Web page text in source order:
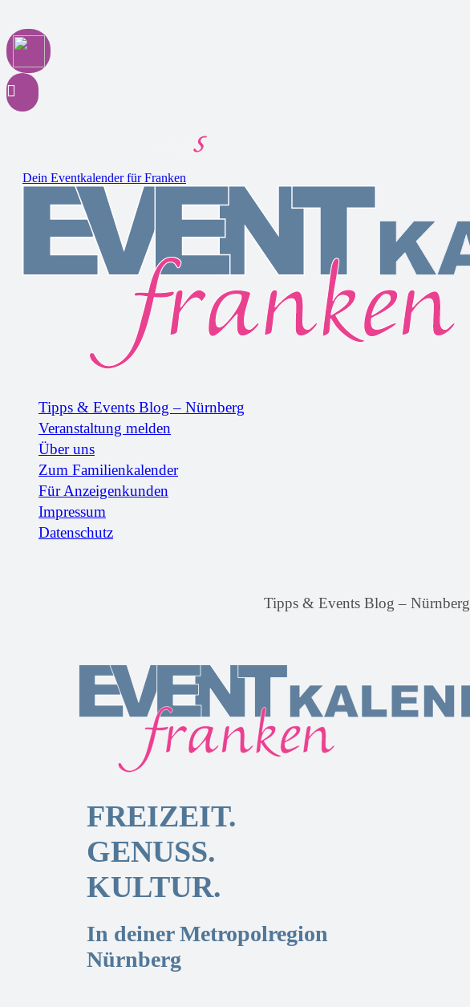
Dein Eventkalender für Franken
Tipps & Events Blog – Nürnberg
Veranstaltung melden
Über uns
Zum Familienkalender
Für Anzeigenkunden
Impressum
Datenschutz
Tipps & Events Blog – Nürnberg
FREIZEIT.
GENUSS.
KULTUR.
In deiner Metropolregion
Nürnberg